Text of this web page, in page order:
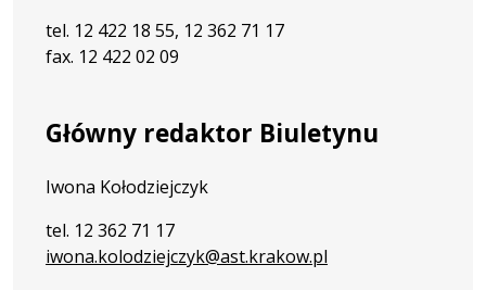
tel. 12 422 18 55, 12 362 71 17
fax. 12 422 02 09
Główny redaktor Biuletynu
Iwona Kołodziejczyk
tel. 12 362 71 17
iwona.kolodziejczyk@ast.krakow.pl